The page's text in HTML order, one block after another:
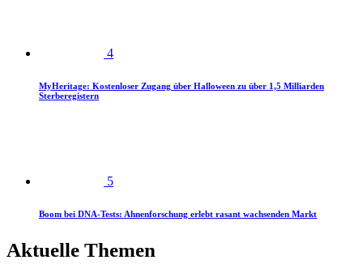
4
MyHeritage: Kostenloser Zugang über Halloween zu über 1,5 Milliarden
Sterberegistern
5
Boom bei DNA-Tests: Ahnenforschung erlebt rasant wachsenden Markt
Aktuelle Themen